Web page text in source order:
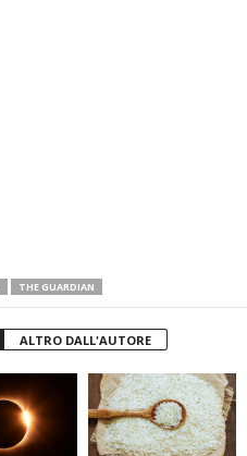
THE GUARDIAN
ALTRO DALL'AUTORE